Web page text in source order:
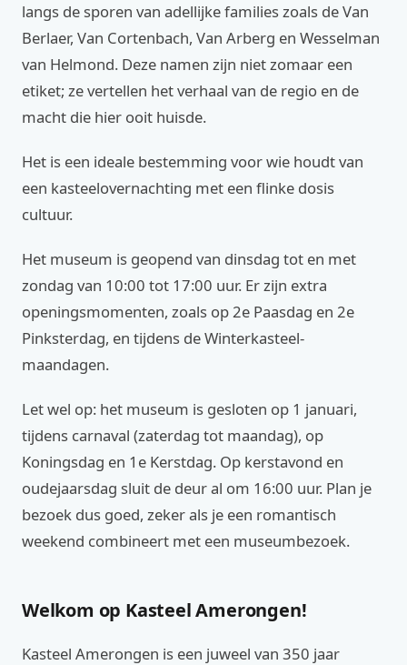
langs de sporen van adellijke families zoals de Van
Berlaer, Van Cortenbach, Van Arberg en Wesselman
van Helmond. Deze namen zijn niet zomaar een
etiket; ze vertellen het verhaal van de regio en de
macht die hier ooit huisde.
Het is een ideale bestemming voor wie houdt van
een kasteelovernachting met een flinke dosis
cultuur.
Het museum is geopend van dinsdag tot en met
zondag van 10:00 tot 17:00 uur. Er zijn extra
openingsmomenten, zoals op 2e Paasdag en 2e
Pinksterdag, en tijdens de Winterkasteel-
maandagen.
Let wel op: het museum is gesloten op 1 januari,
tijdens carnaval (zaterdag tot maandag), op
Koningsdag en 1e Kerstdag. Op kerstavond en
oudejaarsdag sluit de deur al om 16:00 uur. Plan je
bezoek dus goed, zeker als je een romantisch
weekend combineert met een museumbezoek.
Welkom op Kasteel Amerongen!
Kasteel Amerongen is een juweel van 350 jaar